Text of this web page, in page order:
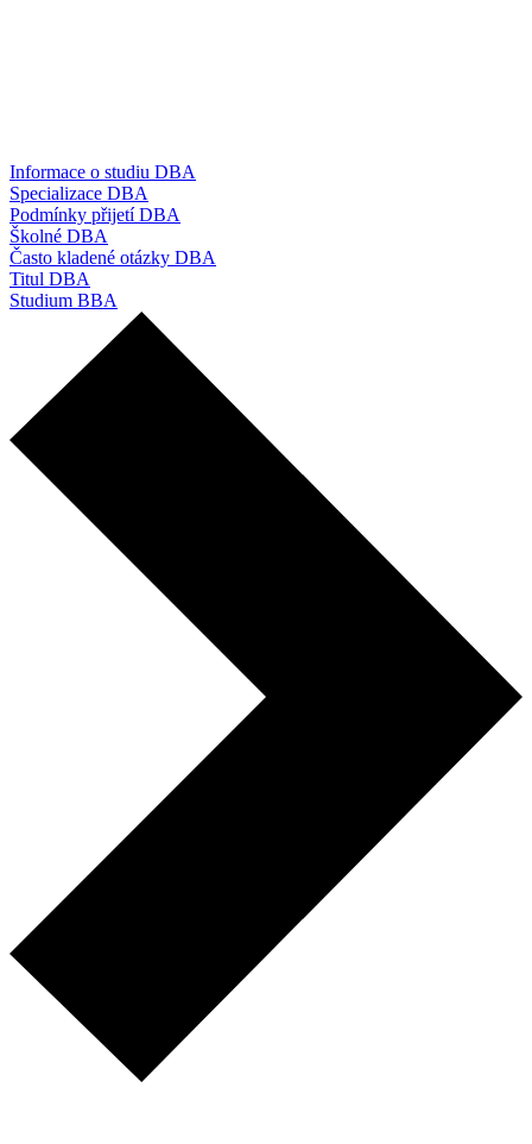
Informace o studiu DBA
Specializace DBA
Podmínky přijetí DBA
Školné DBA
Často kladené otázky DBA
Titul DBA
Studium BBA